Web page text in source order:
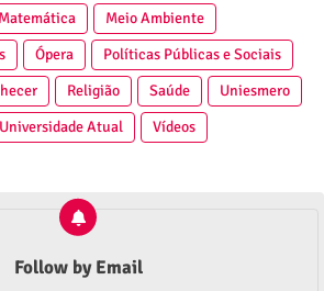
Matemática
Meio Ambiente
Ópera
Políticas Públicas e Sociais
Religião Saúde
Uniesmero
Universidade Atual Vídeos
Follow by Email